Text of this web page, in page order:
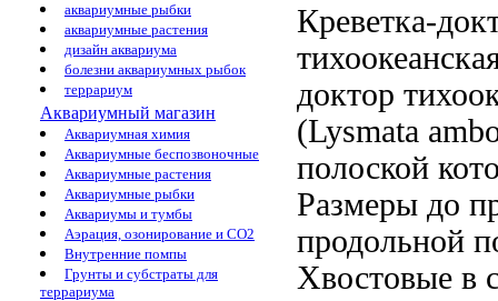
аквариумные рыбки
аквариумные растения
дизайн аквариума
болезни аквариумных рыбок
террариум
Аквариумный магазин
Аквариумная химия
Аквариумные беспозвоночные
Аквариумные растения
Аквариумные рыбки
Аквариумы и тумбы
Аэрация, озонирование и CO2
Внутренние помпы
Грунты и субстраты для
террариума
Креветка-
доктор
(Lysmata
полоской
Размеры до
продольной
Хвостовые в